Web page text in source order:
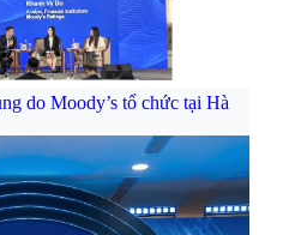
do Moody’s tổ chức tại Hà